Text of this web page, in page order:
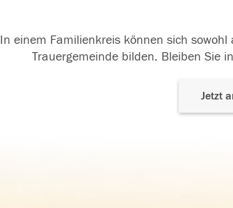
In einem Familienkreis können sich
Trauergemeinde bilden. Bleiben Sie
Jetzt